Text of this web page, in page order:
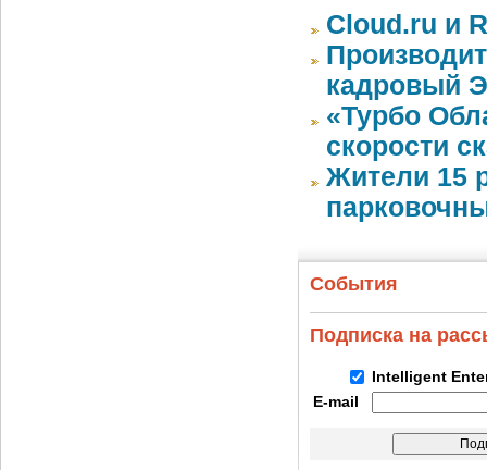
Cloud.ru и
кадровый
«Турбо
скорости
Жители 15
События
Подписка на
Intelligent
E-mail